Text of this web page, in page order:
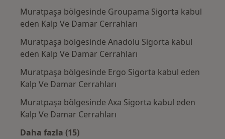
Muratpaşa bölgesinde Groupama Sigorta kabul
eden Kalp Ve Damar Cerrahları
Muratpaşa bölgesinde Anadolu Sigorta kabul
eden Kalp Ve Damar Cerrahları
Muratpaşa bölgesinde Ergo Sigorta kabul eden
Kalp Ve Damar Cerrahları
Muratpaşa bölgesinde Axa Sigorta kabul eden
Kalp Ve Damar Cerrahları
Daha fazla (15)